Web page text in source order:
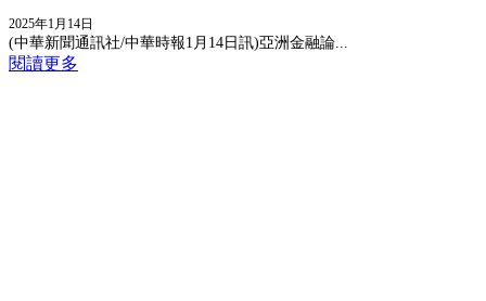
2025年1月14日
(中華新聞通訊社/中華時報1月14日訊)亞洲金融論...
閱讀更多